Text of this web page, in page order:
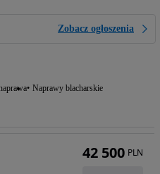
Zobacz ogłoszenia
Naprawy blacharskie
42 500 PLN